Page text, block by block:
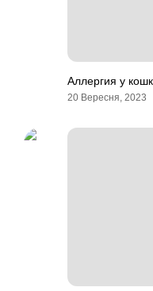
Аллергия у
20 Вересня, 2023